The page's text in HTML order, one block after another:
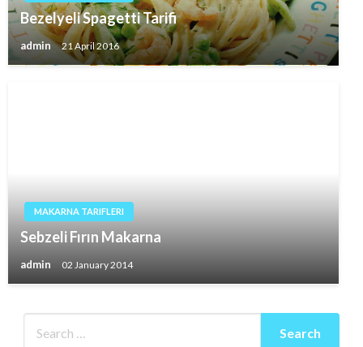
Bezelyeli Spagetti Tarifi
admin 21 April 2016
MAKARNA TARIFLERI
Sebzeli Fırın Makarna
admin 02 January 2014